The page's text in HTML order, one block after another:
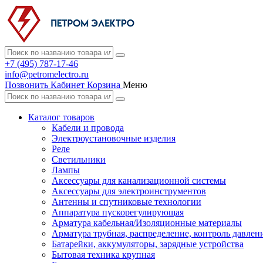
+7 (495) 787-17-46
info@petromelectro.ru
Позвонить Кабинет Корзина Меню
Каталог товаров
Кабели и провода
Электроустановочные изделия
Реле
Светильники
Лампы
Аксессуары для канализационной системы
Аксессуары для электроинструментов
Антенны и спутниковые технологии
Аппаратура пускорегулирующая
Арматура кабельная/Изоляционные материалы
Арматура трубная, распределение, контроль
Батарейки, аккумуляторы, зарядные устройства
Бытовая техника крупная